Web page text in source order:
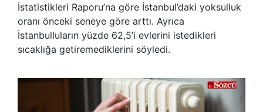
İstatistikleri Raporu’na göre İstanbul’daki yoksulluk
oranı önceki seneye göre arttı. Ayrıca
İstanbulluların yüzde 62,5’i evlerini istedikleri
sıcaklığa getiremediklerini söyledi.